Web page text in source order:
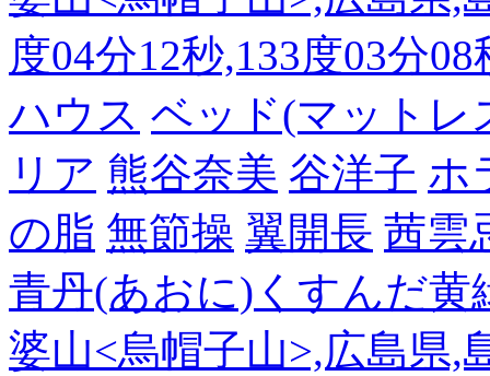
度04分12秒,133度03分
ハウス ベッド(マットレ
リア 熊谷奈美 谷洋子 ホ
の脂 無節操 翼開長 茜雲
青丹(あおに)くすんだ黄
婆山<烏帽子山>,広島県,